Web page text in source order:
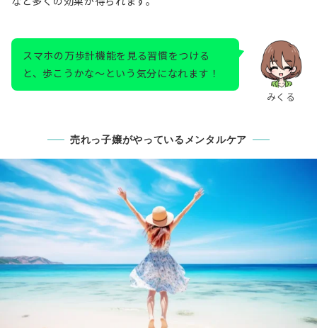
みくる
スマホの万歩計機能を見る習慣をつける
と、歩こうかな～という気分になれます！
売れっ子嬢がやっているメンタルケア